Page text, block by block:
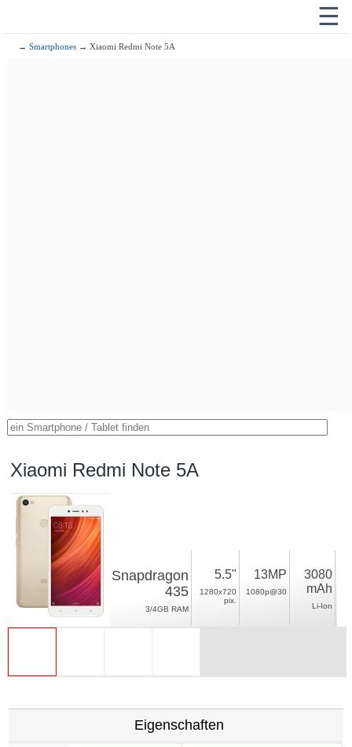
☰
→Smartphones → Xiaomi Redmi Note 5A
Xiaomi Redmi Note 5A
Snapdragon
435
3/4GB RAM
5.5"
1280x720
pix.
13MP
1080p@30
3080
mAh
Li-Ion
Eigenschaften